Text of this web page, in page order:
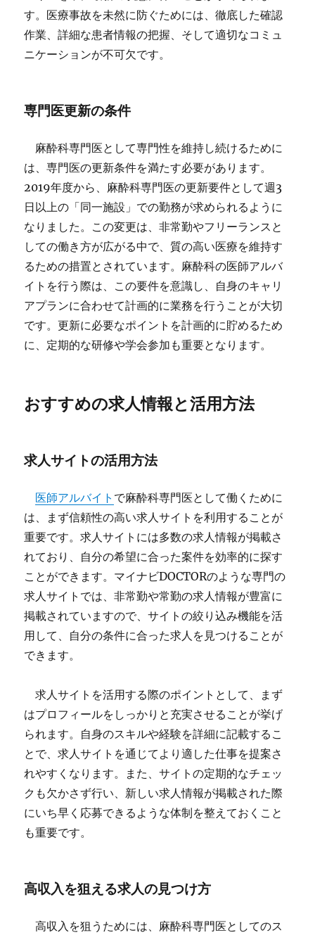
す。医療事故を未然に防ぐためには、徹底した確認
作業、詳細な患者情報の把握、そして適切なコミュ
ニケーションが不可欠です。
専門医更新の条件
麻酔科専門医として専門性を維持し続けるために
は、専門医の更新条件を満たす必要があります。
2019年度から、麻酔科専門医の更新要件として週3
日以上の「同一施設」での勤務が求められるように
なりました。この変更は、非常勤やフリーランスと
しての働き方が広がる中で、質の高い医療を維持す
るための措置とされています。麻酔科の医師アルバ
イトを行う際は、この要件を意識し、自身のキャリ
アプランに合わせて計画的に業務を行うことが大切
です。更新に必要なポイントを計画的に貯めるため
に、定期的な研修や学会参加も重要となります。
おすすめの求人情報と活用方法
求人サイトの活用方法
医師アルバイト で麻酔科専門医として働くために
は、まず信頼性の高い求人サイトを利用することが
重要です。求人サイトには多数の求人情報が掲載さ
れており、自分の希望に合った案件を効率的に探す
ことができます。マイナビDOCTORのような専門の
求人サイトでは、非常勤や常勤の求人情報が豊富に
掲載されていますので、サイトの絞り込み機能を活
用して、自分の条件に合った求人を見つけることが
できます。
求人サイトを活用する際のポイントとして、まず
はプロフィールをしっかりと充実させることが挙げ
られます。自身のスキルや経験を詳細に記載するこ
とで、求人サイトを通じてより適した仕事を提案さ
れやすくなります。また、サイトの定期的なチェッ
クも欠かさず行い、新しい求人情報が掲載された際
にいち早く応募できるような体制を整えておくこと
も重要です。
高収入を狙える求人の見つけ方
高収入を狙うためには、麻酔科専門医としてのス